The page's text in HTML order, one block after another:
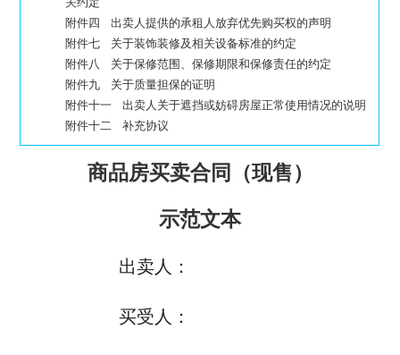
附件四 出卖人提供的承租人放弃优先购买权的声明
附件七 关于装饰装修及相关设备标准的约定
附件八 关于保修范围、保修期限和保修责任的约定
附件九 关于质量担保的证明
附件十一 出卖人关于遮挡或妨碍房屋正常使用情况的说明
附件十二 补充协议
商品房买卖合同（现售）
示范文本
出卖人：
买受人：